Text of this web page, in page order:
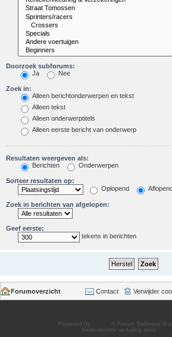
Doorzoek subforums:
Ja
Nee
Zoek in:
Alleen berichtonderwerpen en tekst
Alleen tekst
Alleen onderwerptitels
Alleen eerste bericht van onderwerp
Resultaten weergeven als:
Berichten
Onderwerpen
Sorteer resultaten op:
Oplopend
Aflopend
Zoek in berichten van afgelopen:
Geef eerste:
tekens in berichten
Forumoverzicht Verwijder
Contact
Powered by
® Forum Software ©
Nederlandse vertaling door